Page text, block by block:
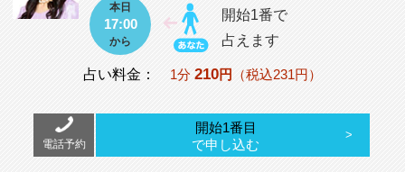
本日
17:00
から
開始1番で
占えます
占い料金： 1分 210円 （税込231円）
電話予約
開始1番目
で申し込む